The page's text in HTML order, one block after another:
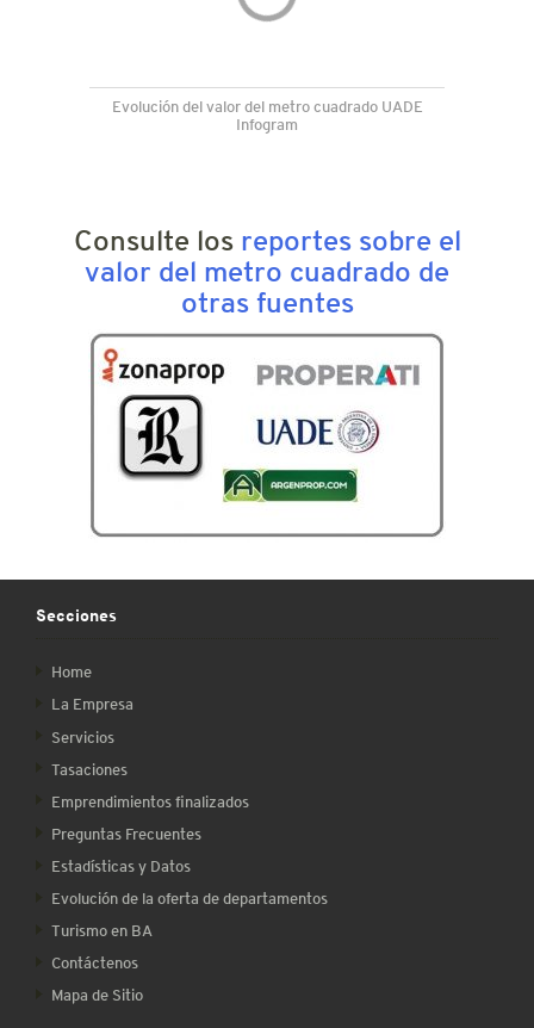
Evolución del valor del metro cuadrado UADE
Infogram
Consulte los reportes sobre el
valor del metro cuadrado de
otras fuentes
Secciones
Home
La Empresa
Servicios
Tasaciones
Emprendimientos finalizados
Preguntas Frecuentes
Estadísticas y Datos
Evolución de la oferta de departamentos
Turismo en BA
Contáctenos
Mapa de Sitio